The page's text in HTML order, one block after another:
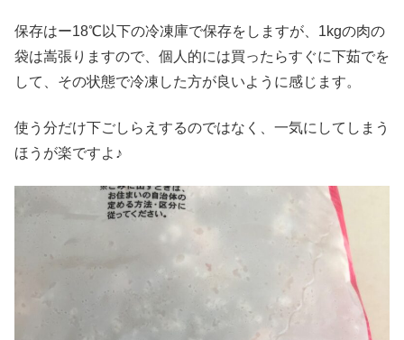
保存はー18℃以下の冷凍庫で保存をしますが、1kgの肉の
袋は嵩張りますので、個人的には買ったらすぐに下茹でを
して、その状態で冷凍した方が良いように感じます。
使う分だけ下ごしらえするのではなく、一気にしてしまう
ほうが楽ですよ♪